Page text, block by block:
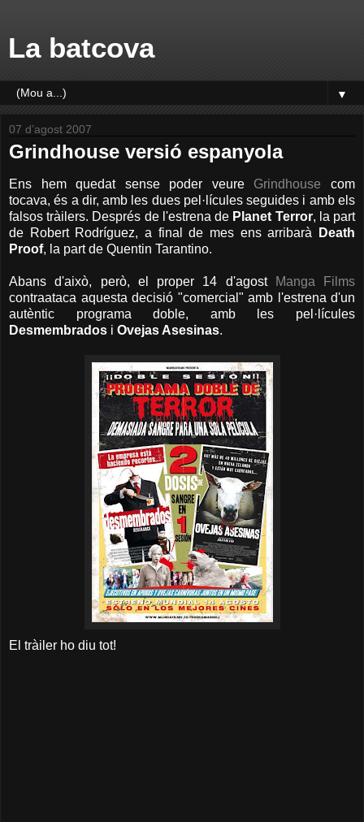
La batcova
▼
07 d’agost 2007
Grindhouse versió espanyola
Ens hem quedat sense poder veure Grindhouse com
tocava, és a dir, amb les dues pel·lícules seguides i amb els
falsos tràilers. Després de l'estrena de Planet Terror, la part
de Robert Rodríguez, a final de mes ens arribarà
Death
Proof, la part de Quentin Tarantino.
Abans d'això, però, el proper 14 d'agost
Manga Films
contraataca aquesta decisió "comercial" amb l'estrena d'un
autèntic programa doble, amb les pel·lícules
Desmembrados i Ovejas Asesinas.
El tràiler ho diu tot!